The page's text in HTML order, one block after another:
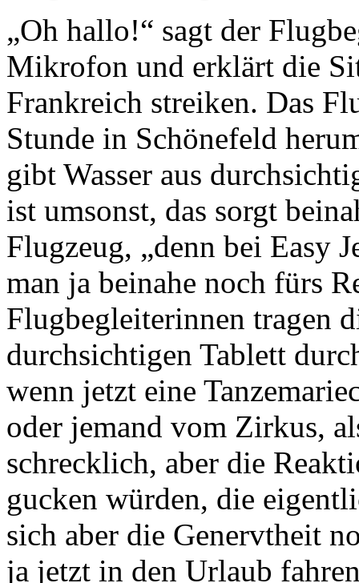
„Oh hallo!“ sagt der
Mikrofon und erklärt die
Frankreich streiken. Das
Stunde in Schönefeld
gibt Wasser aus
ist umsonst, das sorgt
Flugzeug, „denn bei Easy
man ja beinahe noch fürs
Flugbegleiterinnen tragen
durchsichtigen Tablett
wenn jetzt eine
oder jemand vom Zirkus,
schrecklich, aber die
gucken würden, die
sich aber die Genervtheit
ja jetzt in den Urlaub